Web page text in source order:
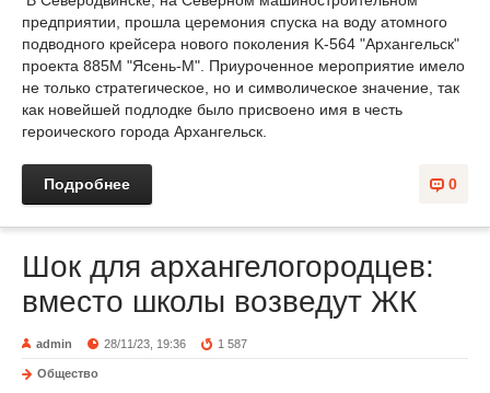
предприятии, прошла церемония спуска на воду атомного
подводного крейсера нового поколения K-564 "Архангельск"
проекта 885М "Ясень-М". Приуроченное мероприятие имело
не только стратегическое, но и символическое значение, так
как новейшей подлодке было присвоено имя в честь
героического города Архангельск.
0
Подробнее
Шок для архангелогородцев:
вместо школы возведут ЖК
admin 28/11/23, 19:36 1 587
Общество